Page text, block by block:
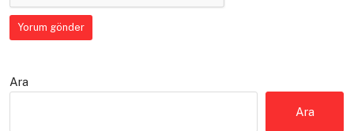
Ara
Ara